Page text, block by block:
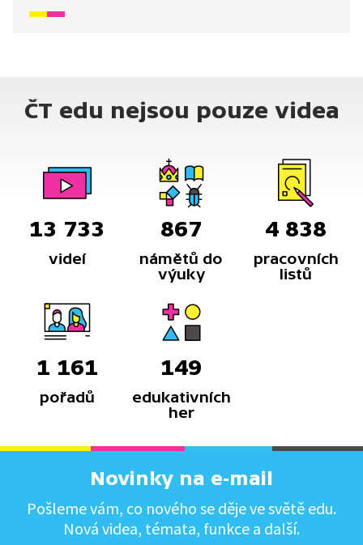
ČT edu nejsou pouze videa
13 733
videí
867
námětů do
výuky
4 838
pracovních
listů
1 161
pořadů
149
edukativních
her
Novinky na e-mail
Pošleme vám, co nového se děje ve světě edu.
Nová videa, témata, funkce a další.